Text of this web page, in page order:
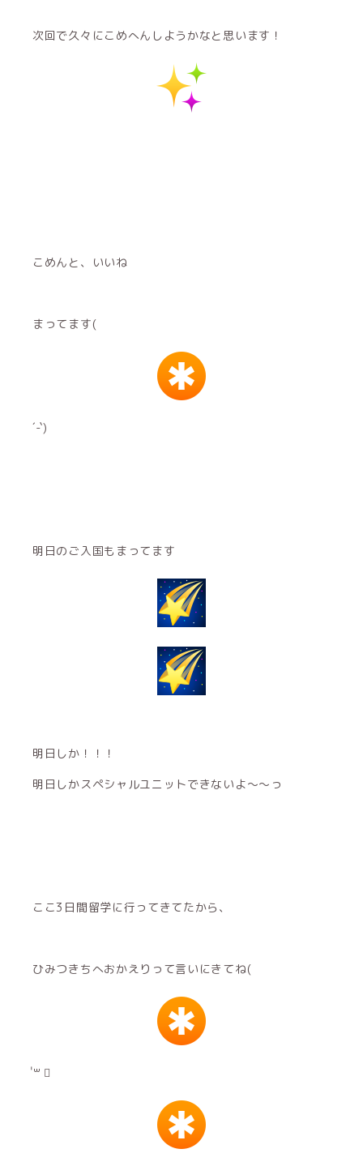
次回で久々にこめへんしようかなと思います！
こめんと、いいね
まってます(
´-`)
明日のご入国もまってます
明日しか！！！
明日しかスペシャルユニットできないよ～～っ
ここ3日間留学に行ってきてたから、
ひみつきちへおかえりって言いにきてね(
॑꒳ ॑